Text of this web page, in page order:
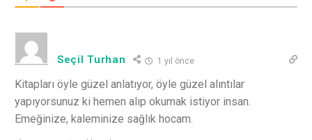
Seçil Turhan 1 yıl önce
Kitapları öyle güzel anlatıyor, öyle güzel alıntılar
yapıyorsunuz ki hemen alıp okumak istiyor insan.
Emeğinize, kaleminize sağlık hocam.